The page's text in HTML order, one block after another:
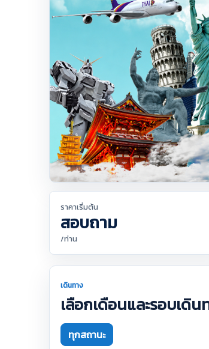
ราคาเริ่มต้น
สอบถาม
/ท่าน
เดินทาง
เลือกเดือนและรอบเดิน
ทุกสถานะ